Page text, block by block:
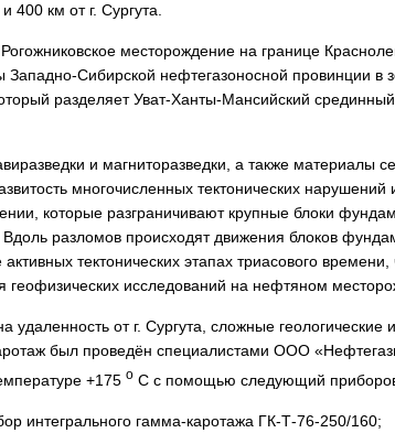
400 км от г. Сургута.
месторождение на границе
Западно-Сибирской нефтегазоносной провинции в
разделяет Уват-Ханты-Мансийский
и магниторазведки, а также материалы
многочисленных тектонических
которые разграничивают крупные блоки
Вдоль разломов происходят движения блоков
тектонических этапах триасового времени,
геофизических исследований на нефтяном
удаленность от г. Сургута, сложные геологические
был проведён специалистами ООО
+175 o C с помощью следующий
гамма-каротажа ГК-Т-76-250/160;